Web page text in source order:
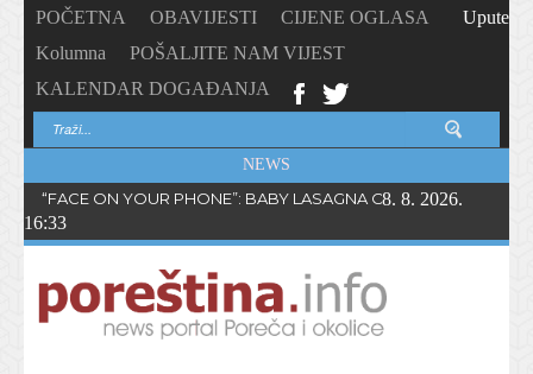
POČETNA OBAVIJESTI
CIJENE OGLASA
Kolumna
POŠALJITE NAM VIJEST
KALENDAR DOGAĐANJA
Upute
NEWS
“FACE ON YOUR PHONE”: BABY LASAGNA OBJAVIO NOVI
8. 8. 2026.
16:33